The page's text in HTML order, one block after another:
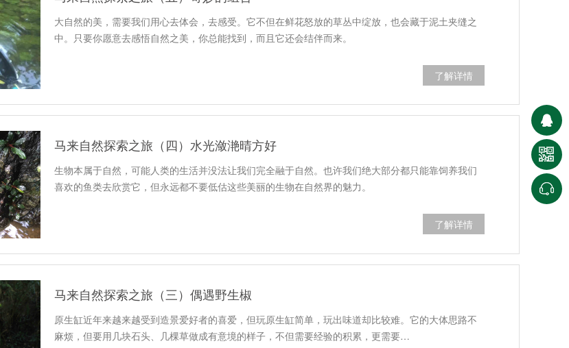
大自然的美，需要我们用心去体会，去感受。它不但在鲜花怒放的草丛中绽放，也会藏于泥土夹缝之
中。只要你愿意去感悟自然之美，你总能找到，而且它还会结伴而来。
了解详情
马来自然探索之旅（四）水光潋滟晴方好
生物本属于自然，可能人类的生活并没法让我们完全融于自然。也许我们绝大部分都只能靠饲养我们
喜欢的鱼类去欣赏它，但永远都不要低估这些美丽的生物在自然界的魅力。
了解详情
马来自然探索之旅（三）偶遇野生椒
原生缸近年来越来越受到造景爱好者的喜爱，但玩原生缸简单，玩出味道却比较难。它的大体思路不
麻烦，但要用几块石头、几棵草做成有意境的样子，不但需要经验的积累，更需要…